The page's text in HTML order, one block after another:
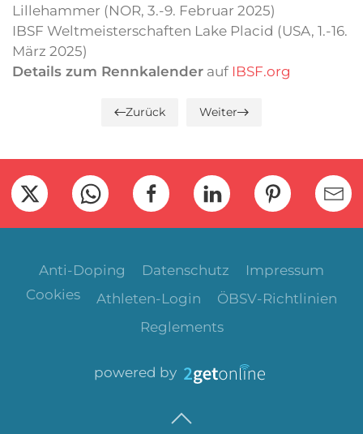
Lillehammer (NOR, 3.-9. Februar 2025)
IBSF Weltmeisterschaften Lake Placid (USA, 1.-16.
März 2025)
Details zum Rennkalender auf IBSF.org
Zurück Weiter
Anti-Doping Datenschutz
Impressum
Cookies
Athleten-Login
ÖBSV-Richtlinien
Reglements
powered by